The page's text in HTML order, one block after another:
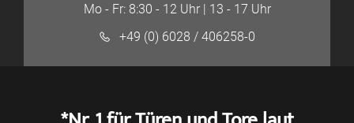
Mo - Fr: 8:30 - 12 Uhr | 13 - 17 Uhr
+49 (0) 6028 / 406258-0